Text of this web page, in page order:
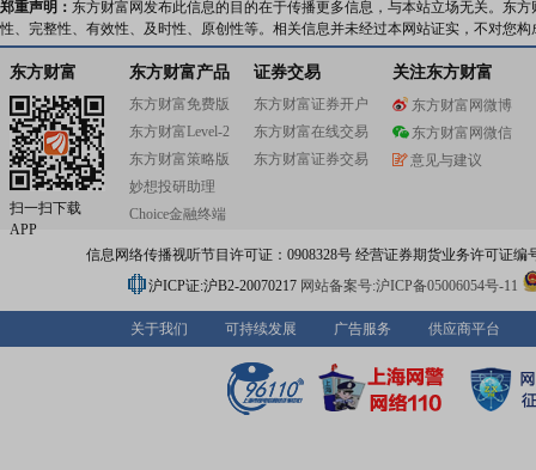
郑重声明： 东方财富网发布此信息的目的在于传播更多信息，与本站立场无关。东
性、完整性、有效性、及时性、原创性等。相关信息并未经过本网站证实，不对您
东方财富
扫一扫下载
APP
东方财富产品
东方财富免费版
东方财富Level-2
东方财富策略版
妙想投研助理
Choice金融终端
证券交易
东方财富证券开户
东方财富在线交易
东方财富证券交易
关注东方财富
东方财富网微博
东方财富网微信
意见与建议
信息网络传播视听节目许可证：0908328号 经营证券期货业务许可证编
沪ICP证:沪B2-20070217 网站备案号:沪ICP备05006054号-11
关于我们 可持续发展 广告服务 供应商平台